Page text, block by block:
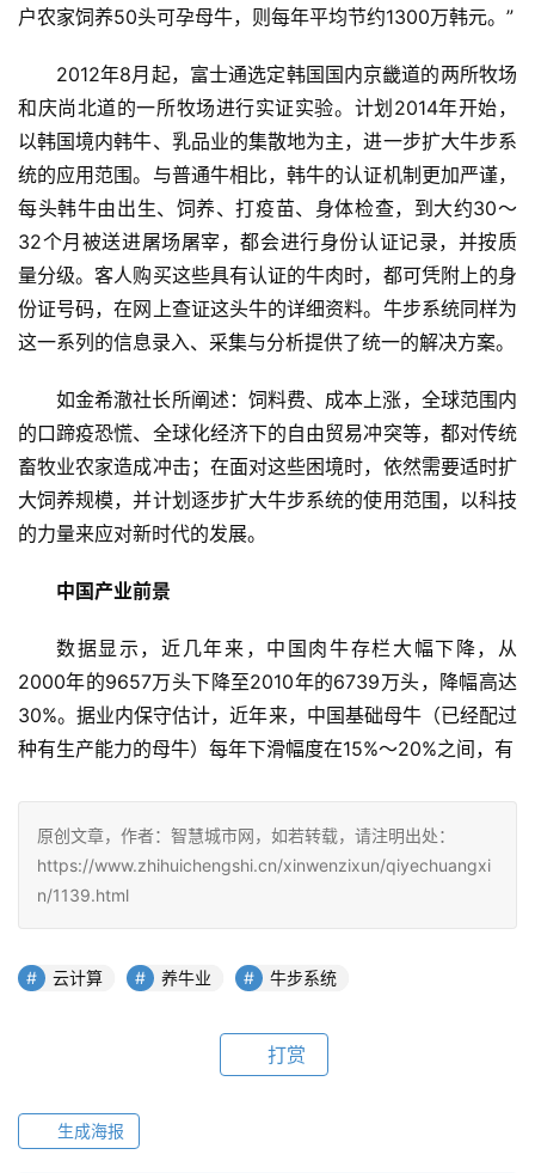
户农家饲养50头可孕母牛，则每年平均节约1300万韩元。”
2012年8月起，富士通选定韩国国内京畿道的两所牧场
和庆尚北道的一所牧场进行实证实验。计划2014年开始，
以韩国境内韩牛、乳品业的集散地为主，进一步扩大牛步系
统的应用范围。与普通牛相比，韩牛的认证机制更加严谨，
每头韩牛由出生、饲养、打疫苗、身体检查，到大约30～
32个月被送进屠场屠宰，都会进行身份认证记录，并按质
量分级。客人购买这些具有认证的牛肉时，都可凭附上的身
份证号码，在网上查证这头牛的详细资料。牛步系统同样为
这一系列的信息录入、采集与分析提供了统一的解决方案。
如金希澈社长所阐述：饲料费、成本上涨，全球范围内
的口蹄疫恐慌、全球化经济下的自由贸易冲突等，都对传统
畜牧业农家造成冲击；在面对这些困境时，依然需要适时扩
大饲养规模，并计划逐步扩大牛步系统的使用范围，以科技
的力量来应对新时代的发展。
中国产业前景
数据显示，近几年来，中国肉牛存栏大幅下降，从
2000年的9657万头下降至2010年的6739万头，降幅高达
30%。据业内保守估计，近年来，中国基础母牛（已经配过
种有生产能力的母牛）每年下滑幅度在15%～20%之间，有
原创文章，作者：智慧城市网，如若转载，请注明出处：
https://www.zhihuichengshi.cn/xinwenzixun/qiyechuangxi
n/1139.html
云计算 养牛业 牛步系统
打赏
生成海报